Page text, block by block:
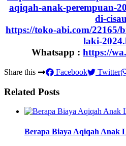
aqiqah-anak-perempuan-
di-
https://toko-abi.com/22165/
laki-
Whatsapp : https://
Share this Facebook Twitter
Related Posts
Berapa Biaya Aqiqah Anak